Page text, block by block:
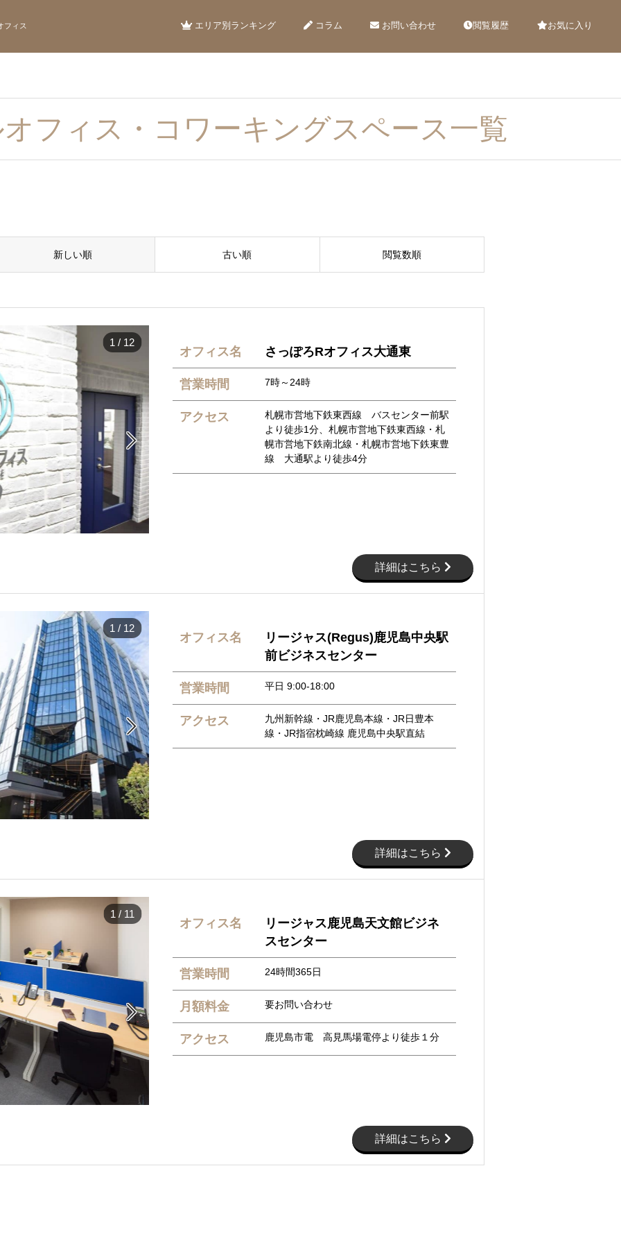
フィス エリア別ランキング コラム お問い合わせ 閲覧履歴 お気に入り
フィス・コワーキングスペース一覧
新しい順 古い順 閲覧数順

1 / 12
オフィス名 さっぽろRオフィス大通東
営業時間 7時～24時
アクセス
札幌市営地下鉄東西線 バスセンター前駅
より徒歩1分、札幌市営地下鉄東西線・札
幌市営地下鉄南北線・札幌市営地下鉄東豊
線 大通駅より徒歩4分
詳細はこちら

1 / 12
オフィス名
リージャス(Regus)鹿児島中央駅
前ビジネスセンター
営業時間 平日 9:00-18:00
アクセス
九州新幹線・JR鹿児島本線・JR日豊本
線・JR指宿枕崎線 鹿児島中央駅直結
詳細はこちら

1 / 11
オフィス名
リージャス鹿児島天文館ビジネ
スセンター
営業時間 24時間365日
月額料金 要お問い合わせ
アクセス 鹿児島市電 高見馬場電停より徒歩１分
詳細はこちら